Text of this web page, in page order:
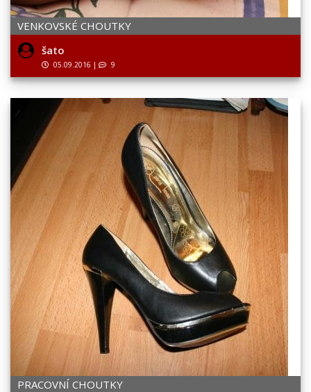
VENKOVSKÉ CHOUTKY
šato
05.09.2016 | 9
PRACOVNÍ CHOUTKY